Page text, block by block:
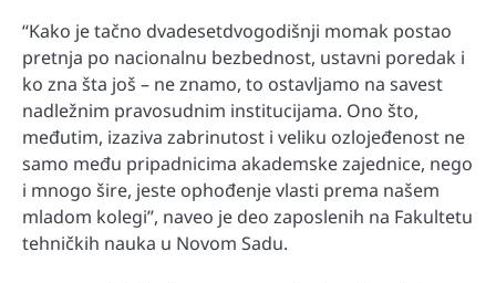
“Kako je tačno dvadesetdvogodišnji momak postao
pretnja po nacionalnu bezbednost, ustavni poredak i
ko zna šta još – ne znamo, to ostavljamo na savest
nadležnim pravosudnim institucijama. Ono što,
međutim, izaziva zabrinutost i veliku ozlojeđenost ne
samo među pripadnicima akademske zajednice, nego
i mnogo šire, jeste ophođenje vlasti prema našem
mladom kolegi”, naveo je deo zaposlenih na Fakultetu
tehničkih nauka u Novom Sadu.